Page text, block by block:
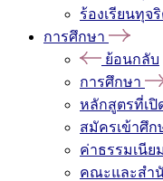
ร้องเรียนทุจ
การศึกษา
ย้อนกลับ
การศึกษา
หลักสูตรที่เปิ
สมัครเข้าศึก
ค่าธรรมเนีย
คณะและสำ